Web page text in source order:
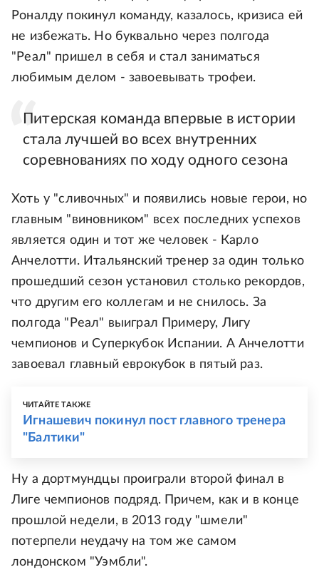
Роналду покинул команду, казалось, кризиса ей
не избежать. Но буквально через полгода
"Реал" пришел в себя и стал заниматься
любимым делом - завоевывать трофеи.
Питерская команда впервые в истории
стала лучшей во всех внутренних
соревнованиях по ходу одного сезона
Хоть у "сливочных" и появились новые герои, но
главным "виновником" всех последних успехов
является один и тот же человек - Карло
Анчелотти. Итальянский тренер за один только
прошедший сезон установил столько рекордов,
что другим его коллегам и не снилось. За
полгода "Реал" выиграл Примеру, Лигу
чемпионов и Суперкубок Испании. А Анчелотти
завоевал главный еврокубок в пятый раз.
ЧИТАЙТЕ ТАКЖЕ
Игнашевич покинул пост главного тренера
"Балтики"
Ну а дортмундцы проиграли второй финал в
Лиге чемпионов подряд. Причем, как и в конце
прошлой недели, в 2013 году "шмели"
потерпели неудачу на том же самом
лондонском "Уэмбли".